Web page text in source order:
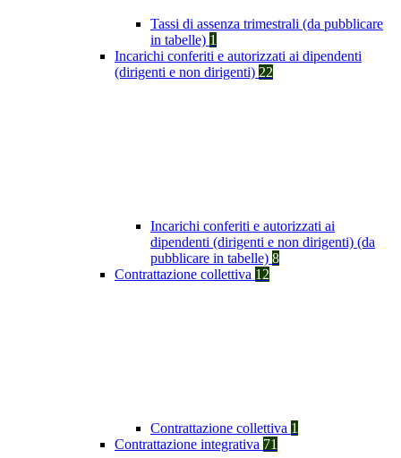
Tassi di assenza trimestrali (da pubblicare
in tabelle) 1
Incarichi conferiti e autorizzati ai dipendenti
(dirigenti e non dirigenti) 22
Incarichi conferiti e autorizzati ai
dipendenti (dirigenti e non dirigenti) (da
pubblicare in tabelle) 8
Contrattazione collettiva 12
Contrattazione collettiva 1
Contrattazione integrativa 71